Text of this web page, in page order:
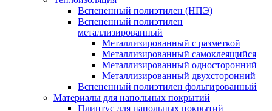
Вспененный полиэтилен (НПЭ)
Вспененный полиэтилен
металлизированный
Металлизированный с разметкой
Металлизированный самоклеящийся
Металлизированный односторонний
Металлизированный двухсторонний
Вспененный полиэтилен фольгированный
Материалы для напольных покрытий
Плинтус для напольных покрытий